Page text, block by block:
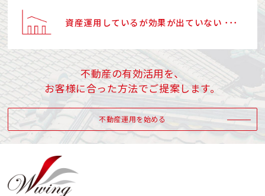
資産運用しているが効果が出ていない ･･･
不動産の有効活用を、
お客様に合った方法でご提案します。
不動産運用を始める